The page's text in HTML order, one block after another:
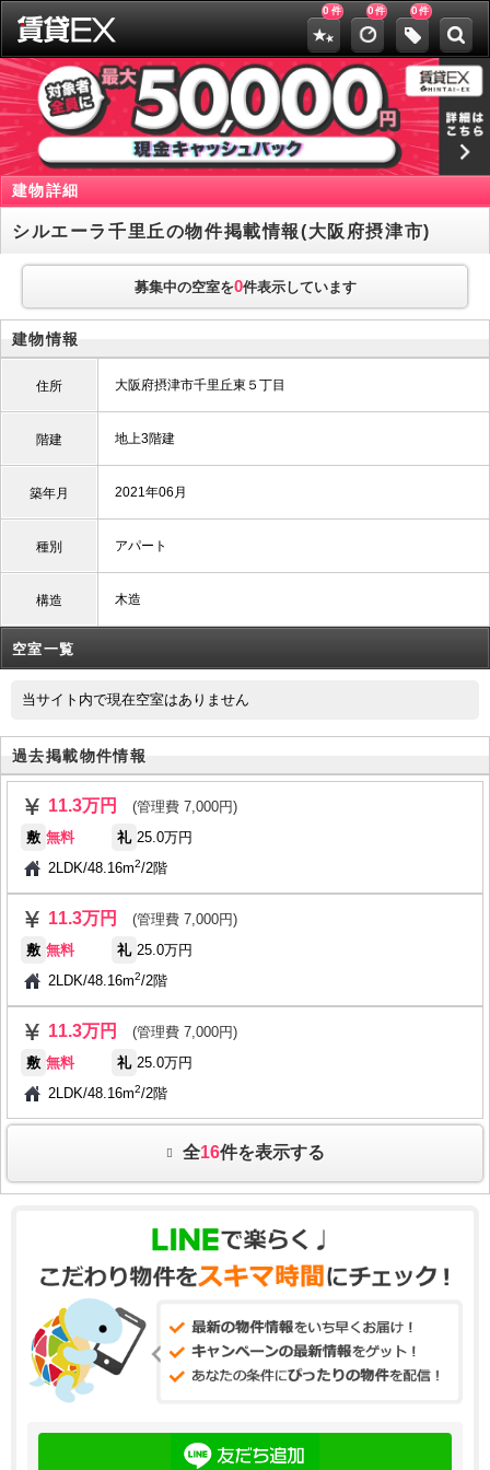
0 件 0件 0件
建物詳細
シルエーラ千里丘の物件掲載情報(大阪府摂津市)
募集中の空室を0件表示しています
建物情報
住所 大阪府摂津市千里丘東５丁目
階建 地上3階建
築年月 2021年06月
種別 アパート
構造 木造
空室一覧
当サイト内で現在空室はありません
過去掲載物件情報
11.3万円
(管理費 7,000円)
敷 無料 礼 25.0万円
2LDK/48.16m2/2階
11.3万円
(管理費 7,000円)
敷 無料 礼 25.0万円
2LDK/48.16m2/2階
11.3万円
(管理費 7,000円)
敷 無料 礼 25.0万円
2LDK/48.16m2/2階
全16件を表示する